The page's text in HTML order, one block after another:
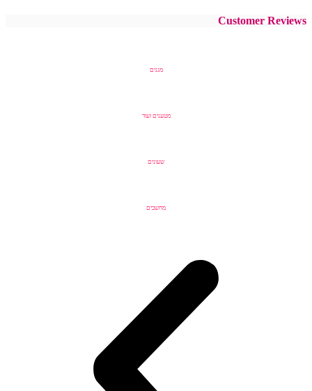
Customer Reviews
מגנים
מטענים ועוד
שעונים
מחשבים